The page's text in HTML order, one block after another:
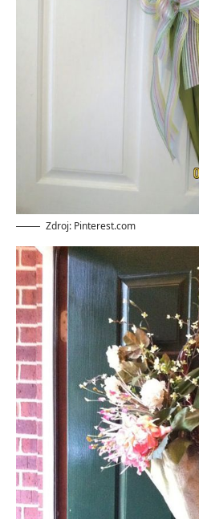
Zdroj: Pinterest.com